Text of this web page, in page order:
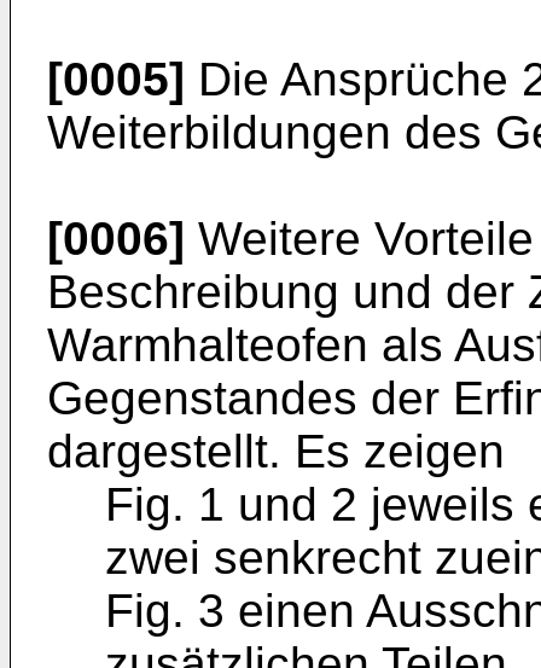
[0005] Die Ansprüche
Weiterbildungen des
[0006] Weitere
Beschreibung und der
Warmhalteofen als
Gegenstandes der
dargestellt. Es zeigen
Fig. 1 und 2 jeweils
zwei senkrecht
Fig. 3 einen